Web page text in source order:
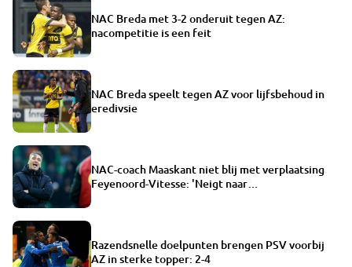
NAC Breda met 3-2 onderuit tegen AZ:
nacompetitie is een feit
NAC Breda speelt tegen AZ voor lijfsbehoud in
eredivsie
NAC-coach Maaskant niet blij met verplaatsing
Feyenoord-Vitesse: 'Neigt naar
Razendsnelle doelpunten brengen PSV voorbij
AZ in sterke topper: 2-4